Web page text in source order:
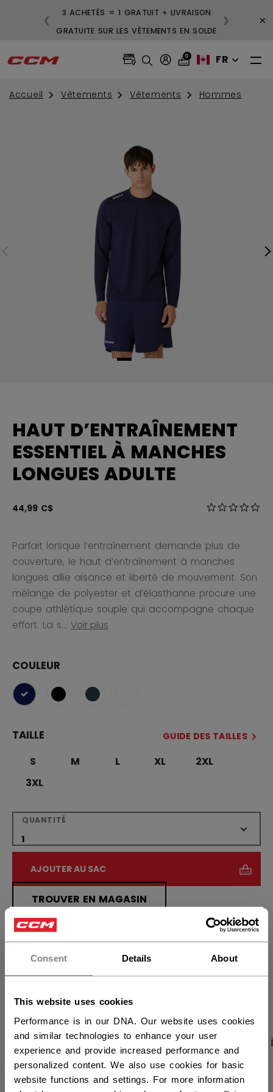
Consent Details About
This website uses cookies
Performance is in our DNA. Our website uses cookies
and similar technologies to enhance your user
experience and provide increased performance and
personalized content. We also use cookies for basic
website functions and settings. For more information
Vous souhaitez expédier des
produits aux États-Unis ?
3 ACHETÉS = 1 GRATUIT + LIVRAISON
GRATUITE SUR LES VÊTEMENTS EN SOLDE
❮ ❯ ×
0 FR
Accueil Vêtements Vêtements Hommes
HAUT D’ENTRAÎNEMENT
ESSENTIEL À MANCHES
LONGUES ADULTE
44,99 C$ 4,3 sur 5
Parfait lorsque l’entraînement demande plus de
couverture, le haut d’entraînement à manches
longues allie aisance et liberté de mouvement. Son
mélange de polyester et d’élasthanne procure une
coupe athlétique souple qui accompagne chaque
effort. La s... Voir plus
COULEUR
sélectionné
TAILLE GUIDE DES TAILLES
S M L XL
2XL
3XL
QUANTITÉ
AJOUTER AU SAC
TROUVER EN MAGASIN
PHOTOS DU PRODUIT CARACTÉRISTIQUES